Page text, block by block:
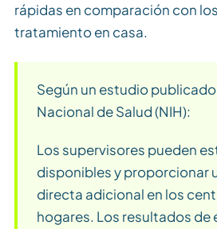
rápidas en comparación con
tratamiento en casa.
Según un estudio
Nacional de Salud (NIH):
Los supervisores pueden
disponibles y proporcionar
directa adicional en los
hogares. Los resultados de